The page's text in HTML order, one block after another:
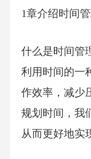
1章介绍时间
什么是时间管
利用时间的一
作效率，减少
规划时间，我
从而更好地实